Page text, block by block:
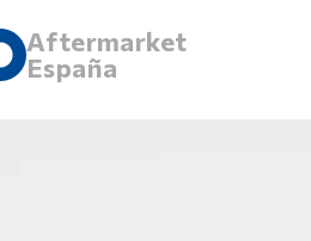
Aftermarket
España